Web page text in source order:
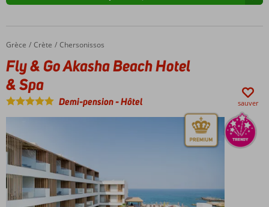
Accueil
Grèce Crète Chersonissos
Fly & Go Akasha Beach Hotel & Spa
Fly & Go Akasha Beach Hotel
& Spa
Demi-pension-Hôtel sauver